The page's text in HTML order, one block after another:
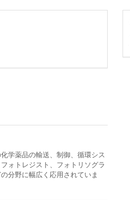
学薬品の輸送、制御、循環シス
ォトレジスト、フォトリソグラ
分野に幅広く応用されていま